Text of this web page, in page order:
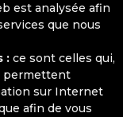
est analysée afin
que nous
: ce sont celles qui,
permettent
sur Internet
afin de vous